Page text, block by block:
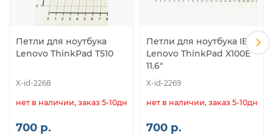
Петли для ноутбука
Lenovo ThinkPad T510
X-id-2268
нет в наличии, заказ 5-10дн.
700 р.
Петли для ноутбука IBM
Lenovo ThinkPad X100E
11.6"
X-id-2269
нет в наличии, заказ 5-10дн.
700 р.